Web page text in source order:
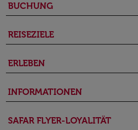
BUCHUNG
REISEZIELE
ERLEBEN
INFORMATIONEN
SAFAR FLYER-LOYALITÄT